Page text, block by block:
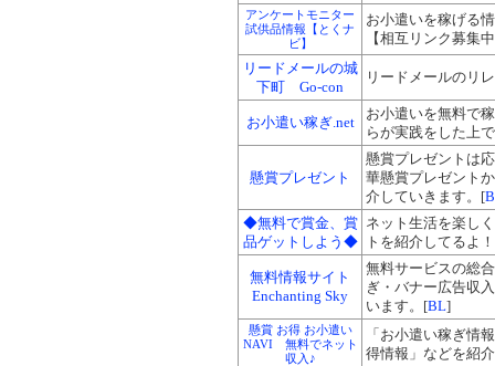
アンケートモニター
試供品情報【とくナ
ビ】
お小遣いを稼げる
【相互リンク募集
リードメールの城
下町 Go-con
リードメールのリ
お小遣い稼ぎ.net
お小遣いを無料で
らが実践をした上
懸賞プレゼント
懸賞プレゼントは
華懸賞プレゼント
介していきます。[
◆無料で賞金、賞
品ゲットしよう◆
ネット生活を楽し
トを紹介してるよ
無料情報サイト
Enchanting Sky
無料サービスの総
ぎ・バナー広告収
います。[BL]
懸賞 お得 お小遣い
NAVI 無料でネット
収入♪
「お小遣い稼ぎ情
得情報」などを紹